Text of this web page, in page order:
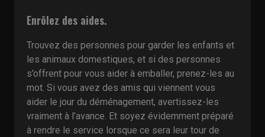
Enrôlez des aides.
Trouvez des personnes pour garder les enfants et
les animaux domestiques, et si des personnes
s’offrent pour vous aider à emballer, prenez-les au
mot. Si vous avez des amis qui viennent vous
aider le jour du déménagement, avertissez-les
vraiment à l’avance. Et soyez évidemment préparé
à rendre le service lorsque ce sera leur tour de